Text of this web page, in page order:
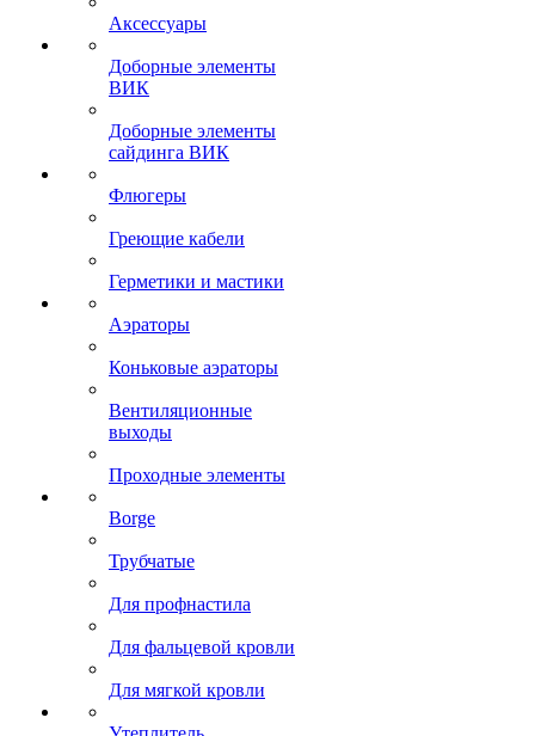
Аксессуары
Доборные элементы
ВИК
Доборные элементы
сайдинга ВИК
Флюгеры
Греющие кабели
Герметики и мастики
Аэраторы
Коньковые аэраторы
Вентиляционные
выходы
Проходные элементы
Borge
Трубчатые
Для профнастила
Для фальцевой кровли
Для мягкой кровли